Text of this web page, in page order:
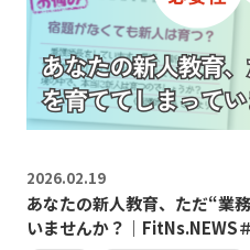
2026.02.19
あなたの新人教育、ただ“業
いませんか？｜FitNs.NEWS